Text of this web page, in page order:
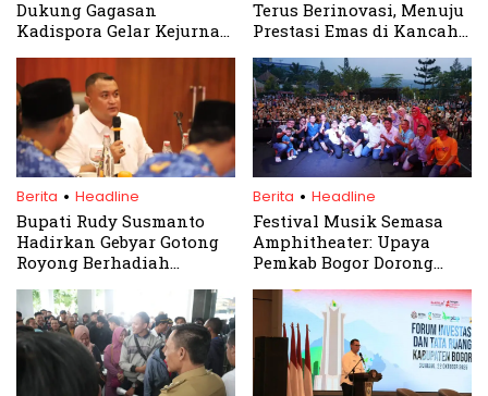
Dukung Gagasan
Kadispora Gelar Kejurnas
Terus Berinovasi, Menuju
Prestasi Emas di Kancah
Berita . Headline
Bupati Rudy Susmanto
Hadirkan Gebyar Gotong
Royong Berhadiah
Tanggalnya
Berita . Headline
Festival Musik Semasa
Amphitheater: Upaya
Pemkab Bogor Dorong
Kreatif